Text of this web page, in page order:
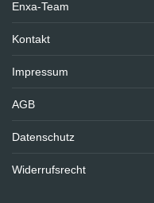
Enxa-Team
Kontakt
Impressum
AGB
Datenschutz
Widerrufsrecht